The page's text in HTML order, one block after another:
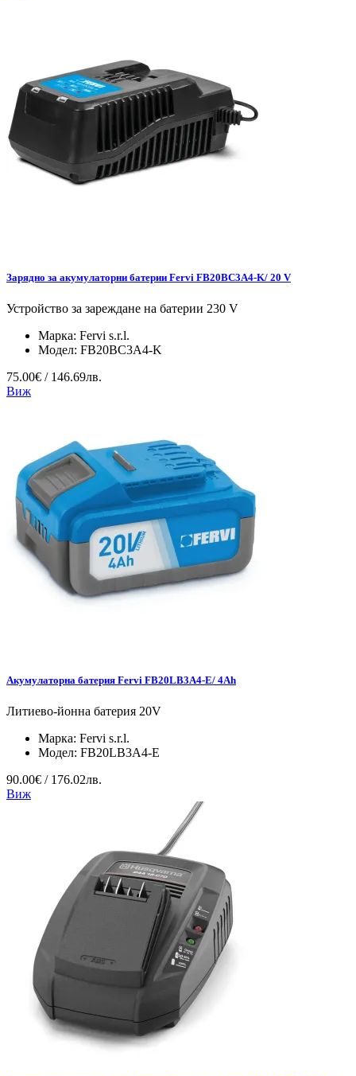
Зарядно за акумулаторни батерии Fervi FB20BC3A4-K/ 20 V
Устройство за зареждане на батерии 230 V
Марка: Fervi s.r.l.
Модел: FB20BC3A4-K
75.00€ / 146.69лв.
Виж
Акумулаторна батерия Fervi FB20LB3A4-E/ 4Ah
Литиево-йонна батерия 20V
Марка: Fervi s.r.l.
Модел: FB20LB3A4-E
90.00€ / 176.02лв.
Виж